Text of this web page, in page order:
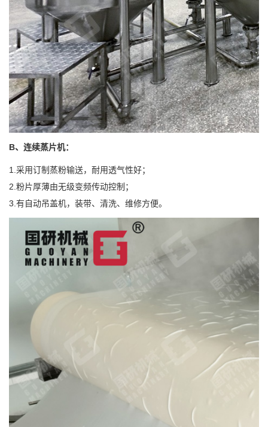
B、 连续蒸片机：
1.采用订制蒸粉输送，耐用透气性好；
2.粉片厚薄由无级变频传动控制；
3.有自动吊盖机，装带、清洗、维修方便。